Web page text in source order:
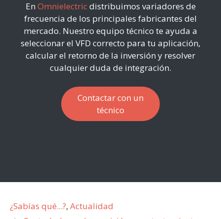
En Omnielectricdistribuimos variadores de
frecuencia de los principales fabricantes del
mercado. Nuestro equipo técnico te ayuda a
seleccionar el VFD correcto para tu aplicación,
calcular el retorno de la inversión y resolver
cualquier duda de integración.
Contactar con un
técnico
Categorías
¿Sabías qué...?, Actualidad